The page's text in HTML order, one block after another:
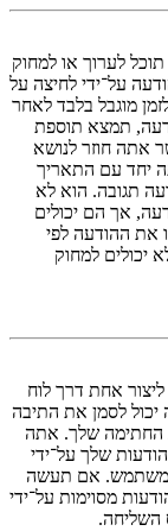
לערוך או למחוק
על־ידי לחיצה על
מוגבל בלבד לאחר
תמצא תוספת
אתה חוזר לנושא
יחד עם התאריך
תגובה. הוא לא
אך הם יכולים
את ההודעה לפי
יכולים למחוק
אחת דרך לוח
לסמן את התיבה
החתימה שלך. אתה
שלך על־ידי
אם תעשה
מסוימות על־ידי
השליחה.